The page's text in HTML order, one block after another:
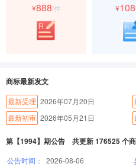
¥888/件 ¥
商标最新发文
最新受理 2026年07月20日
最新初审 2026年05月21日
第【1994】期公告 共更新 176525 个
公告时间：
2026-08-06